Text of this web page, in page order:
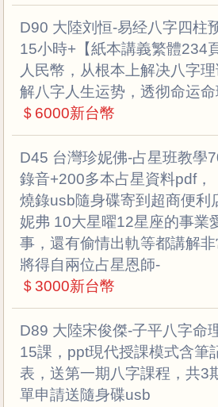
D90 大陸刘恒-易经八字四柱
15小時+【紙本講義繁體234
人民幣，从根本上解决八字
解八字人生运势，透彻命运命
＄6000新台幣
D45 台灣珍妮佛-占星班教學
錄音+200多本占星資料pdf，
燒錄usb隨身碟寄到超商便利
妮弗 10大星曜12星座的事業
事，還有偷情出軌等都講解
將得自兩位占星恩師-
＄3000新台幣
D89 大陸宋俊傑-子平八字命
15課，ppt現代授課模式含筆
表，送第一期八字課程，共3
單申請送隨身碟usb